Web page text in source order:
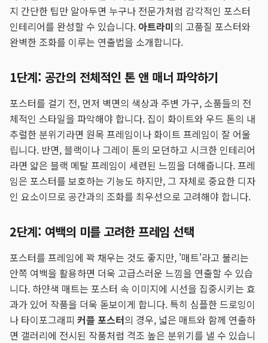
지 간단한 팁만 알아두면 누구나 전문가처럼 감각적인 포스터
인테리어를 완성할 수 있습니다. 아트라미의 고품질 포스터와
완벽한 조화를 이루는 연출법을 소개합니다.
1단계: 공간의 전체적인 톤 앤 매너 파악하기
포스터를 걸기 전, 먼저 벽면의 색상과 주변 가구, 소품들의 전
체적인 스타일을 파악해야 합니다. 집이 화이트와 우드 톤의 내
추럴한 분위기라면 원목 프레임이나 화이트 프레임이 잘 어울
립니다. 반면, 블랙이나 그레이 톤의 모던하고 시크한 인테리어
라면 얇은 블랙 메탈 프레임이 세련된 느낌을 더해줍니다. 프레
임은 포스터를 보호하는 기능도 하지만, 그 자체로 중요한 디자
인 요소이므로 공간과의 조화를 최우선으로 고려해야 합니다.
2단계: 여백의 미를 고려한 프레임 선택
포스터를 프레임에 꽉 채우는 것도 좋지만, '매트'라고 불리는
안쪽 여백을 활용하면 더욱 고급스러운 느낌을 연출할 수 있습
니다. 하얀색 매트는 포스터 속 이미지에 시선을 집중시키는 효
과가 있어 작품을 더욱 돋보이게 합니다. 특히 심플한 드로잉이
나 타이포그래피 커플 포스터의 경우, 넓은 매트와 함께 연출하
면 갤러리에 전시된 작품처럼 격조 높은 분위기를 낼 수 있습니